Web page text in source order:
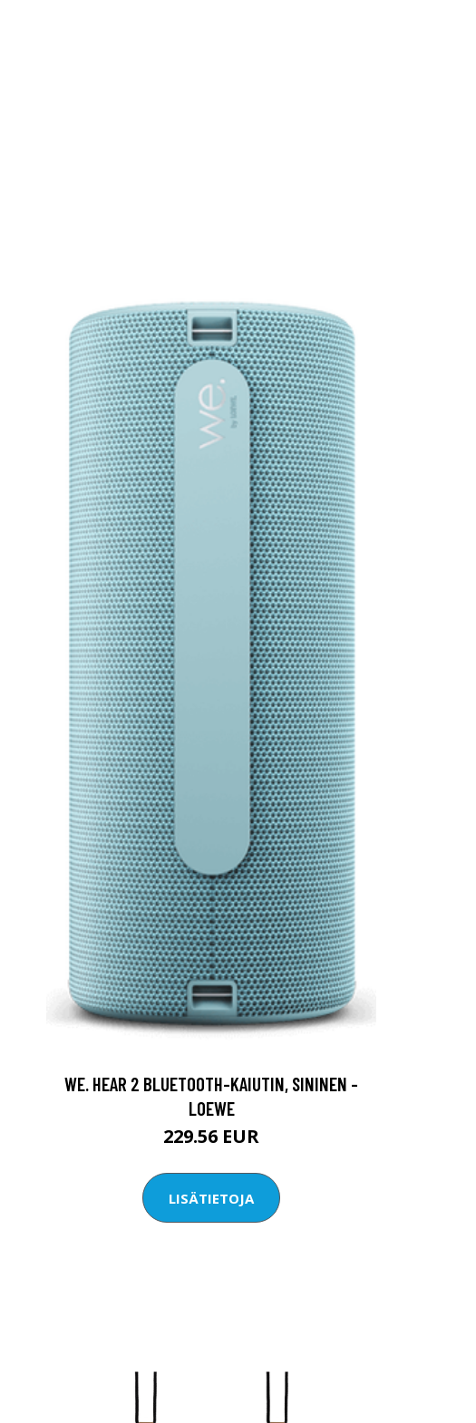
WE. HEAR 2 BLUETOOTH-KAIUTIN, SININEN -
LOEWE
229.56 EUR
LISÄTIETOJA